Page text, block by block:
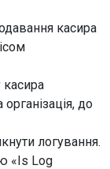
касира
касира
організація, до
логування.
«Is Log